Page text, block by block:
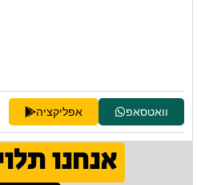
וואטסאפ אפליקציה
אנחנו